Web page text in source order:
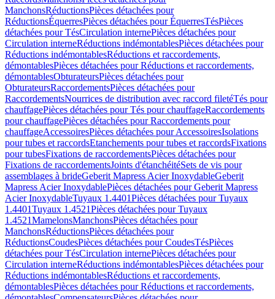
ManchonsRéductionsPièces détachées pour
RéductionsÉquerresPièces détachées pour ÉquerresTésPièces
détachées pour TésCirculation internePièces détachées pour
Circulation interneRéductions indémontablesPièces détachées pour
Réductions indémontablesRéductions et raccordements,
démontablesPièces détachées pour Réductions et raccordements,
démontablesObturateursPièces détachées pour
ObturateursRaccordementsPièces détachées pour
RaccordementsNourrices de distribution avec raccord filetéTés pour
chauffagePièces détachées pour Tés pour chauffageRaccordements
pour chauffagePièces détachées pour Raccordements pour
chauffageAccessoiresPièces détachées pour AccessoiresIsolations
pour tubes et raccordsEtanchements pour tubes et raccordsFixations
pour tubesFixations de raccordementsPièces détachées pour
Fixations de raccordementsJoints d'étanchéitéSets de vis pour
assemblages à brideGeberit Mapress Acier InoxydableGeberit
Mapress Acier InoxydablePièces détachées pour Geberit Mapress
Acier InoxydableTuyaux 1.4401Pièces détachées pour Tuyaux
1.4401Tuyaux 1.4521Pièces détachées pour Tuyaux
1.4521MamelonsManchonsPièces détachées pour
ManchonsRéductionsPièces détachées pour
RéductionsCoudesPièces détachées pour CoudesTésPièces
détachées pour TésCirculation internePièces détachées pour
Circulation interneRéductions indémontablesPièces détachées pour
Réductions indémontablesRéductions et raccordements,
démontablesPièces détachées pour Réductions et raccordements,